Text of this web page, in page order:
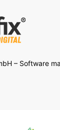
– Software